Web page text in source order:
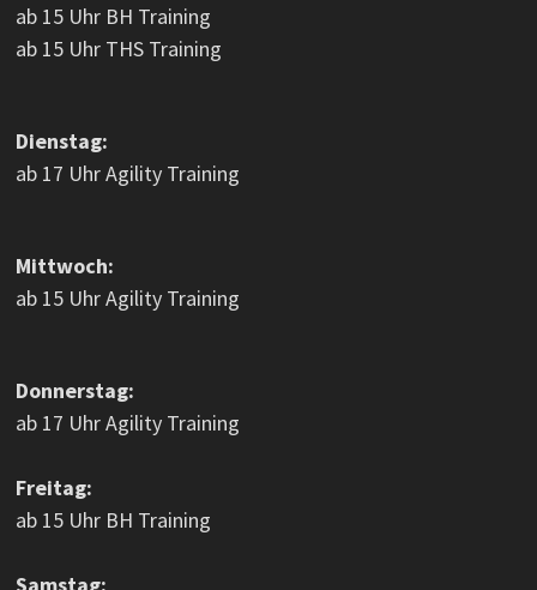
ab 15 Uhr BH Training
ab 15 Uhr THS Training
Dienstag:
ab 17 Uhr Agility Training
Mittwoch:
ab 15 Uhr Agility Training
Donnerstag:
ab 17 Uhr Agility Training
Freitag:
ab 15 Uhr BH Training